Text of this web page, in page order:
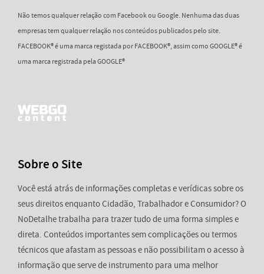
Não temos qualquer relação com Facebook ou Google. Nenhuma das duas
empresas tem qualquer relação nos conteúdos publicados pelo site.
FACEBOOK® é uma marca registada por FACEBOOK®, assim como GOOGLE® é
uma marca registrada pela GOOGLE®
Sobre o Site
Você está atrás de informações completas e verídicas sobre os
seus direitos enquanto Cidadão, Trabalhador e Consumidor? O
NoDetalhe trabalha para trazer tudo de uma forma simples e
direta. Conteúdos importantes sem complicações ou termos
técnicos que afastam as pessoas e não possibilitam o acesso à
informação que serve de instrumento para uma melhor